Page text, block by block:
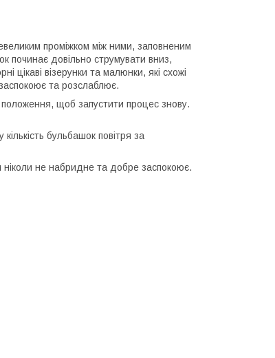
проміжком між ними, заповненим
починає довільно струмувати вниз,
цікаві візерунки та малюнки, які схожі
та розслаблює.
щоб запустити процес знову.
бульбашок повітря за
не набридне та добре заспокоює.